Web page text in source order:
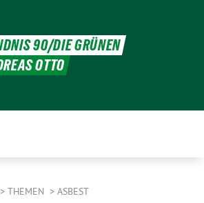
90/DIE GRÜNEN
OTTO
THEMEN ASBEST